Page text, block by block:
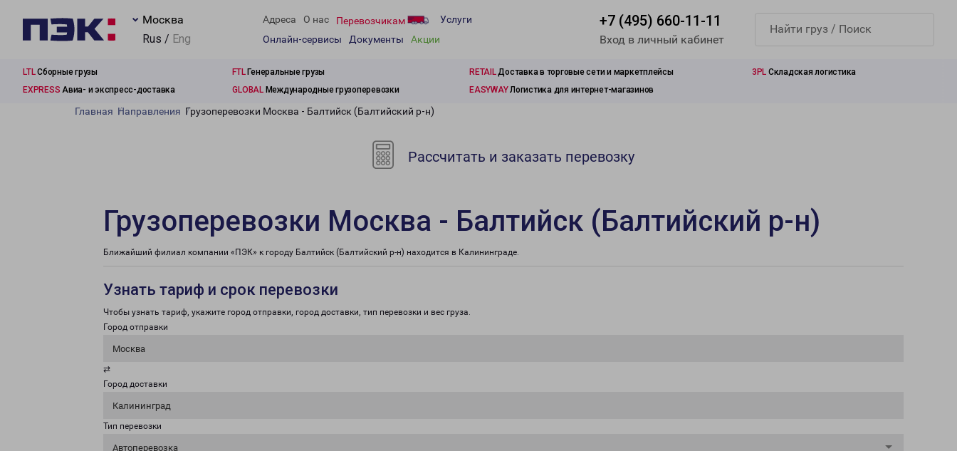
Москва
Rus / Eng
Адреса О нас Перевозчикам
Услуги
Онлайн-сервисы
Документы Акции
+7 (495) 660-11-11
Вход в личный кабинет
LTLСборные грузы FTLГенеральные грузы RETAILДоставка в торговые сети и маркетплейсы 3PL Складская логистика
EXPRESS Авиа- и экспресс-доставка GLOBALМеждународные грузоперевозки EASYWAYЛогистика для интернет-магазинов
Главная Направления Грузоперевозки Москва - Балтийск (Балтийский р-н)
Рассчитать и заказать перевозку
Грузоперевозки Москва - Балтийск (Балтийский р-н)
Ближайший филиал компании «ПЭК» к городу Балтийск (Балтийский р-н) находится в Калининграде.
Узнать тариф и срок перевозки
Чтобы узнать тариф, укажите город отправки, город доставки, тип перевозки и вес груза.
Город отправки
Москва
⇄
Город доставки
Калининград
Тип перевозки
Автоперевозка